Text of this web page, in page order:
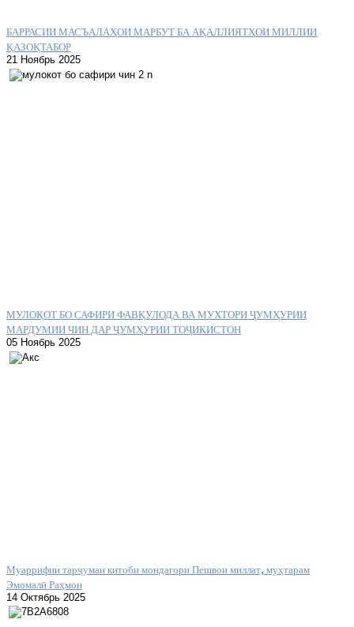
БАРРАСИИ МАСЪАЛАҲОИ МАРБУТ БА АҚАЛЛИЯТҲОИ МИЛЛИИ
ҚАЗОҚТАБОР
21 Ноябрь 2025
МУЛОҚОТ БО САФИРИ ФАВҚУЛОДА ВА МУХТОРИ ҶУМҲУРИИ
МАРДУМИИ ЧИН ДАР ҶУМҲУРИИ ТОҶИКИСТОН
05 Ноябрь 2025
Муаррифии тарҷумаи китоби мондагори Пешвои миллат, муҳтарам
Эмомалӣ Раҳмон
14 Октябрь 2025